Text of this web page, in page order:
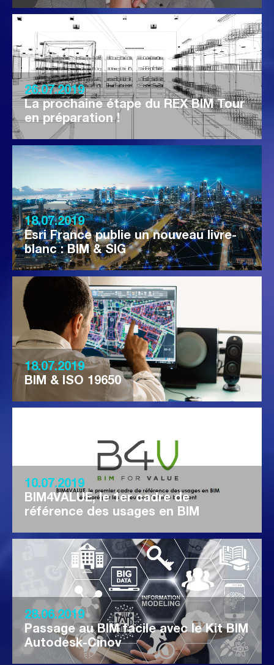
26.07.2019
La prochaine étape du REX BIM Tour
en préparation !
18.07.2019
Esri France publie un nouveau livre-
blanc : BIM & SIG
18.07.2019
BIM & ISO 19650
10.07.2019
BIM4VALUE, le 1er cadre de
référence des usages en BIM
28.06.2019
Passage au BIM facile avec le Kit BIM
Autodesk-Cinov